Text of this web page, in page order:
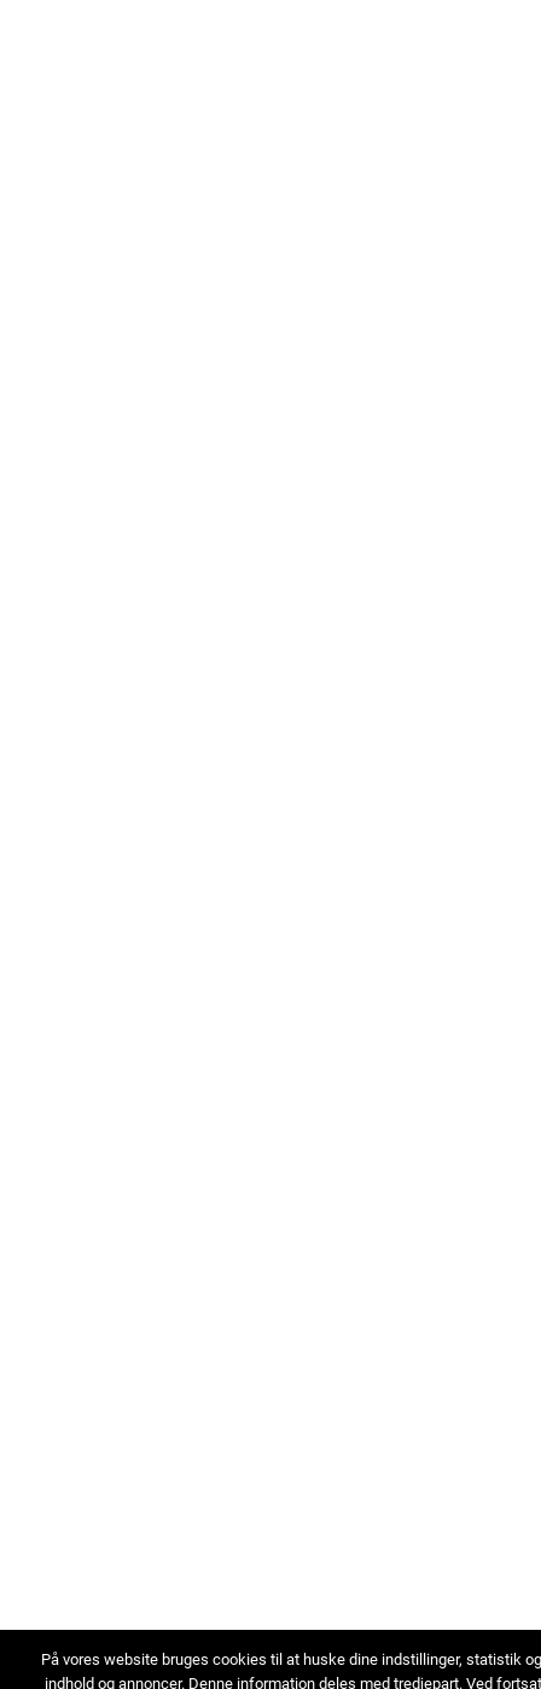
På vores website bruges cookies til at huske dine indstillinger, statistik
indhold og annoncer. Denne information deles med tredjepart. Ved